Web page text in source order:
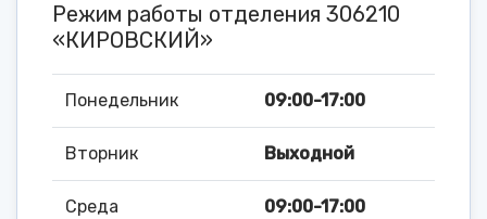
Режим работы отделения 306210
«КИРОВСКИЙ»
Понедельник 09:00-17:00
Вторник Выходной
Среда 09:00-17:00